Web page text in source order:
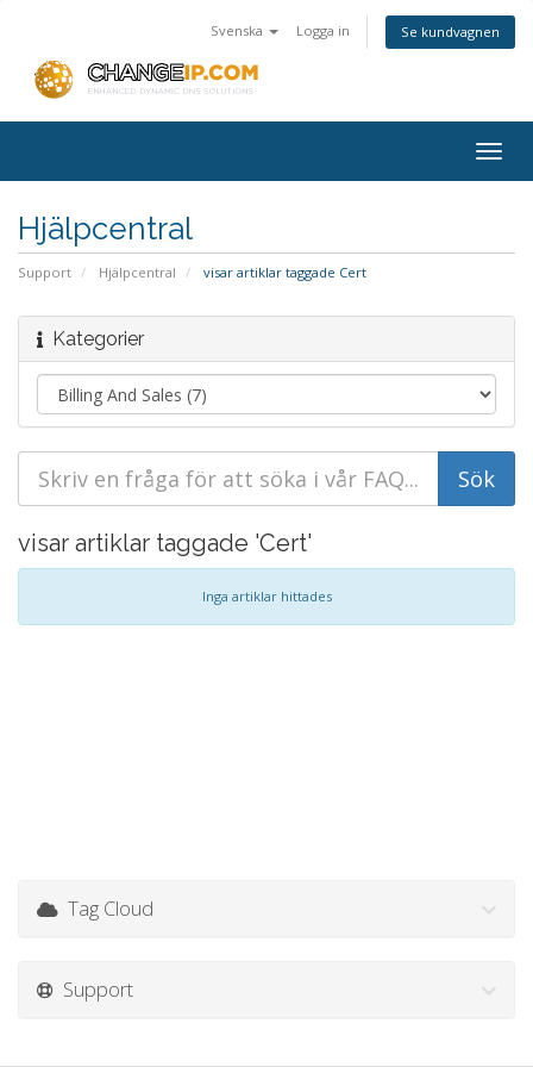
Svenska Logga in Se kundvagnen
Hjälpcentral
Support Hjälpcentral visar artiklar taggade Cert
Kategorier
visar artiklar taggade 'Cert'
Inga artiklar hittades
Tag Cloud
Support